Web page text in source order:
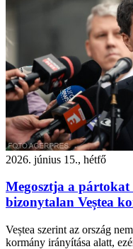
2026. június 15., hétfő
Megosztja a pártokat
bizonytalan Veștea
Veștea szerint az ország
kormány irányítása alatt,